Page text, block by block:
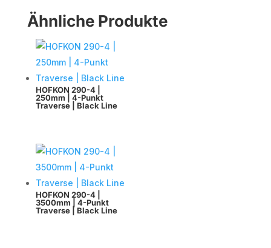
Ähnliche Produkte
HOFKON 290-4 |
250mm | 4-Punkt
Traverse | Black Line
HOFKON 290-4 |
3500mm | 4-Punkt
Traverse | Black Line